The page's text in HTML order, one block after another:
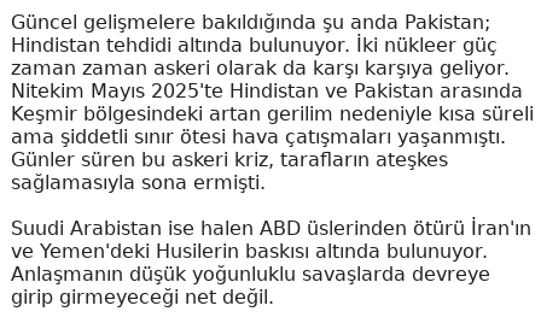
Güncel gelişmelere bakıldığında şu anda Pakistan;
Hindistan tehdidi altında bulunuyor. İki nükleer güç
zaman zaman askeri olarak da karşı karşıya geliyor.
Nitekim Mayıs 2025'te Hindistan ve Pakistan arasında
Keşmir bölgesindeki artan gerilim nedeniyle kısa süreli
ama şiddetli sınır ötesi hava çatışmaları yaşanmıştı.
Günler süren bu askeri kriz, tarafların ateşkes
sağlamasıyla sona ermişti.
Suudi Arabistan ise halen ABD üslerinden ötürü İran'ın
ve Yemen'deki Husilerin baskısı altında bulunuyor.
Anlaşmanın düşük yoğunluklu savaşlarda devreye
girip girmeyeceği net değil.